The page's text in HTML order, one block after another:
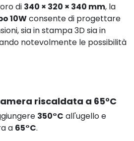
di 340 × 320 × 340 mm, la
10Wconsente di progettare
sia in stampa 3D sia in
notevolmente le possibilità
riscaldata a 65°C
350°C all'ugello e
a 65°C.